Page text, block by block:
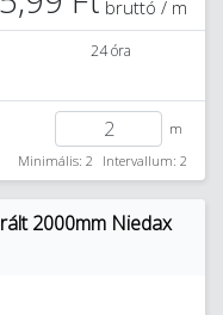
bruttó / m
24 óra
m
Minimális: 2
Intervallum: 2
2000mm Niedax